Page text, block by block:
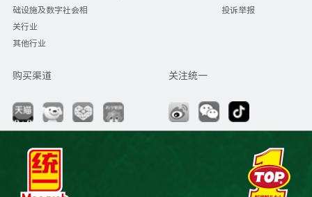
础设施及数字社会相
关行业
其他行业
投诉举报
购买渠道 关注统一